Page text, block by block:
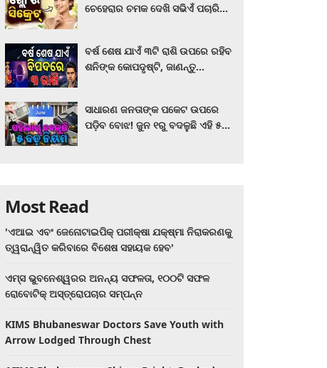
ଚେହେରାର ଚମକ ଦେଖି ସଭିଏଁ ପଚାରିବେ
ବର୍ଷ ଶେଷ ଯାଏଁ ୩ଟି ରାଶି ଉପରେ ରହିବ
ଶନିଙ୍କ କୋପଦୃଷ୍ଟି, ଜାଣନ୍ତୁ
ସାଧାରଣ ଜନତାଙ୍କ ପକେଟ ଉପରେ
ପଡ଼ିବ ବୋଝ! ଜୁନ ୧ରୁ ବଦଳୁଛି ଏହି ୫
Most Read
'ଏଆଇ ଏବଂ ଜେନୋଟାଇପିକ୍ ପରୀକ୍ଷା ଯକ୍ଷ୍ମା ନିରାକରଣକୁ
ତ୍ୱରାନ୍ୱିତ କରିବାରେ ବିଶେଷ ସହାୟକ ହେବ'
ଏମ୍ସ ଭୁବନେଶ୍ୱରର ଅନନ୍ୟ ସଫଳତା, ୧୦୦ଟି ସଫଳ
ରୋବୋଟିକ୍ ଅସ୍ତ୍ରୋପଚାର ସମ୍ପନ୍ନ
KIMS Bhubaneswar Doctors Save Youth with
Arrow Lodged Through Chest